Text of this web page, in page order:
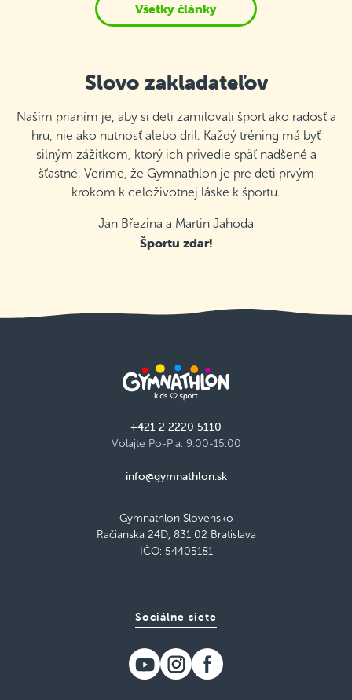
Všetky články
Slovo zakladateľov
Naším prianím je, aby si deti zamilovali šport ako radosť a
hru, nie ako nutnosť alebo dril. Každý tréning má byť
silným zážitkom, ktorý ich privedie späť nadšené a
šťastné. Veríme, že Gymnathlon je pre deti prvým
krokom k celoživotnej láske k športu.
Jan Březina a Martin Jahoda
Športu zdar!
+421 2 2220 5110
Volajte Po-Pia: 9:00-15:00
info@gymnathlon.sk
Gymnathlon Slovensko
Račianska 24D, 831 02 Bratislava
IČO: 54405181
Sociálne siete